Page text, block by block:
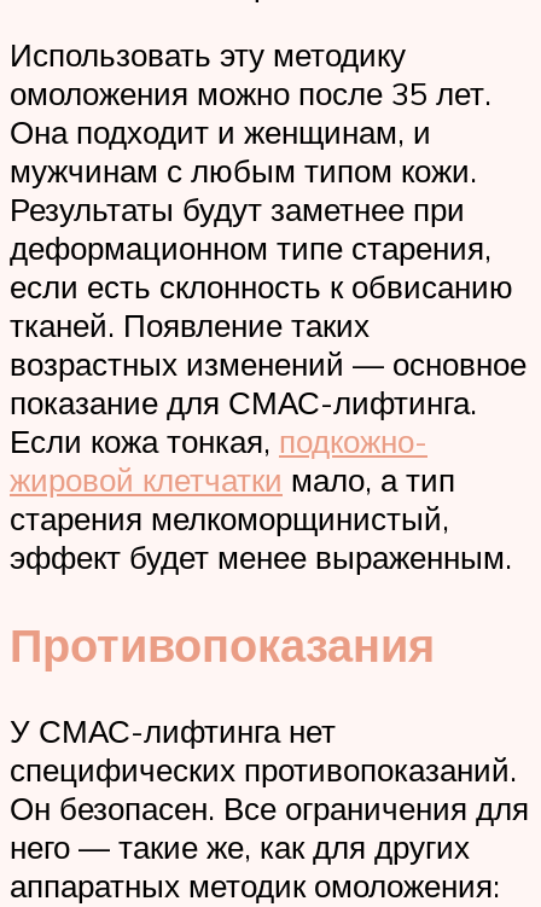
Использовать эту методику
омоложения можно после 35 лет.
Она подходит и женщинам, и
мужчинам с любым типом кожи.
Результаты будут заметнее при
деформационном типе старения,
если есть склонность к обвисанию
тканей. Появление таких
возрастных изменений — основное
показание для СМАС-лифтинга.
Если кожа тонкая, подкожно-
жировой клетчатки мало, а тип
старения мелкоморщинистый,
эффект будет менее выраженным.
Противопоказания
У СМАС-лифтинга нет
специфических противопоказаний.
Он безопасен. Все ограничения для
него — такие же, как для других
аппаратных методик омоложения: